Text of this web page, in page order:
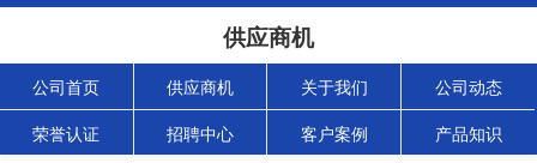
供应商机
公司首页 供应商机 关于我们 公司动态
荣誉认证 招聘中心 客户案例 产品知识